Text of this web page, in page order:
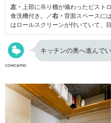
左・ 上部に吊り棚が備わったビスト
食洗機付き。／右・ 背面スペースに
はロールスクリーンが付いていて、
cowcamo
キッチンの奥へ進んで